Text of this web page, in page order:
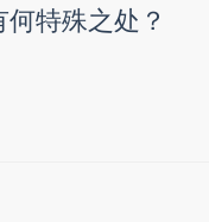
特殊之处？